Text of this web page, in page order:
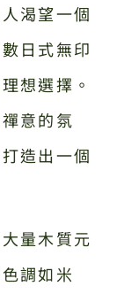
渴望一個
日式無印
想選擇。
意的氛
造出一個
量木質元
調如米